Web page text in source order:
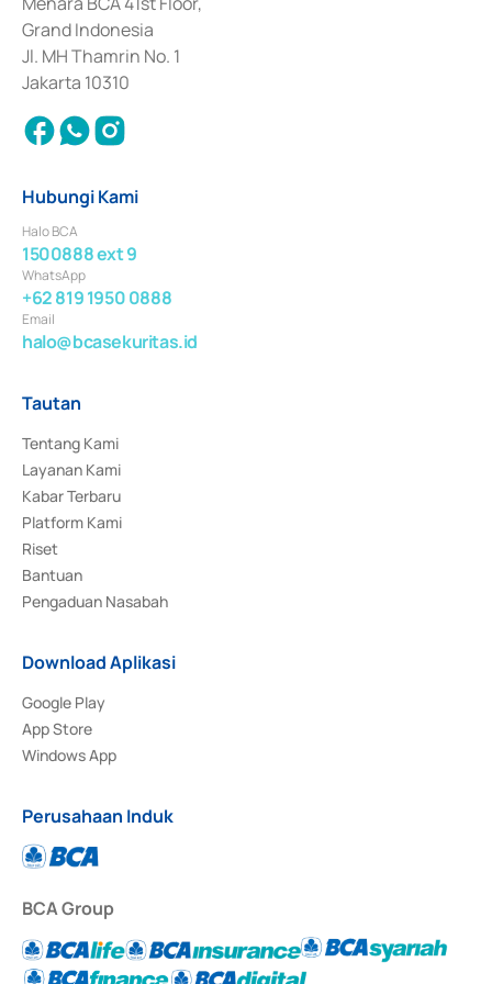
Surat Berharga Komersial yang izinnya diterbitkan pada tahun 2018.
Grand Indonesia
Jl. MH Thamrin No. 1
Jakarta 10310
Hubungi Kami
Halo BCA
1500888 ext 9
WhatsApp
+62 819 1950 0888
Email
halo@bcasekuritas.id
Tautan
Tentang Kami
Layanan Kami
Kabar Terbaru
Platform Kami
Riset
Bantuan
Pengaduan Nasabah
Download Aplikasi
Google Play
App Store
Windows App
Perusahaan Induk
BCA Group